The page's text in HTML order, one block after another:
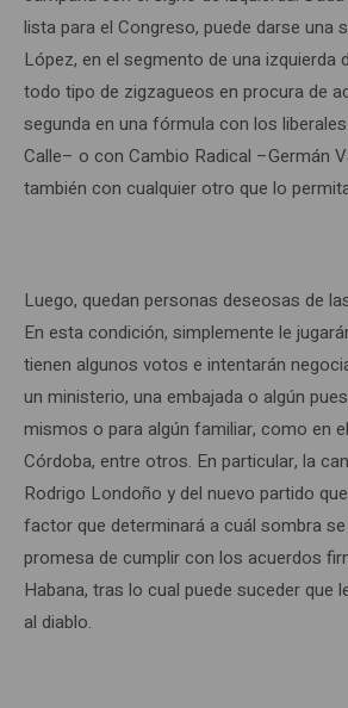
lista para el Congreso, puede darse una
López, en el segmento de una izquierda
todo tipo de zigzagueos en procura de
segunda en una fórmula con los
Calle– o con Cambio Radical –Germán
también con cualquier otro que lo
Luego, quedan personas deseosas de
En esta condición, simplemente le
tienen algunos votos e intentarán
un ministerio, una embajada o algún
mismos o para algún familiar, como en
Córdoba, entre otros. En particular, la
Rodrigo Londoño y del nuevo partido
factor que determinará a cuál sombra
promesa de cumplir con los acuerdos
Habana, tras lo cual puede suceder que
al diablo.